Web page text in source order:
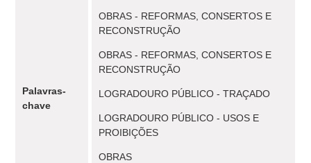
Palavras-
chave
OBRAS - REFORMAS, CONSERTOS E
RECONSTRUÇÃO
OBRAS - REFORMAS, CONSERTOS E
RECONSTRUÇÃO
LOGRADOURO PÚBLICO - TRAÇADO
LOGRADOURO PÚBLICO - USOS E
PROIBIÇÕES
OBRAS